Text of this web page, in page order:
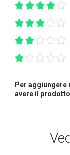
Per aggiungere
avere il